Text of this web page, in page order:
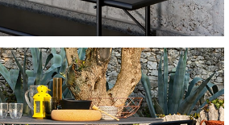
E COMPLEMENTI